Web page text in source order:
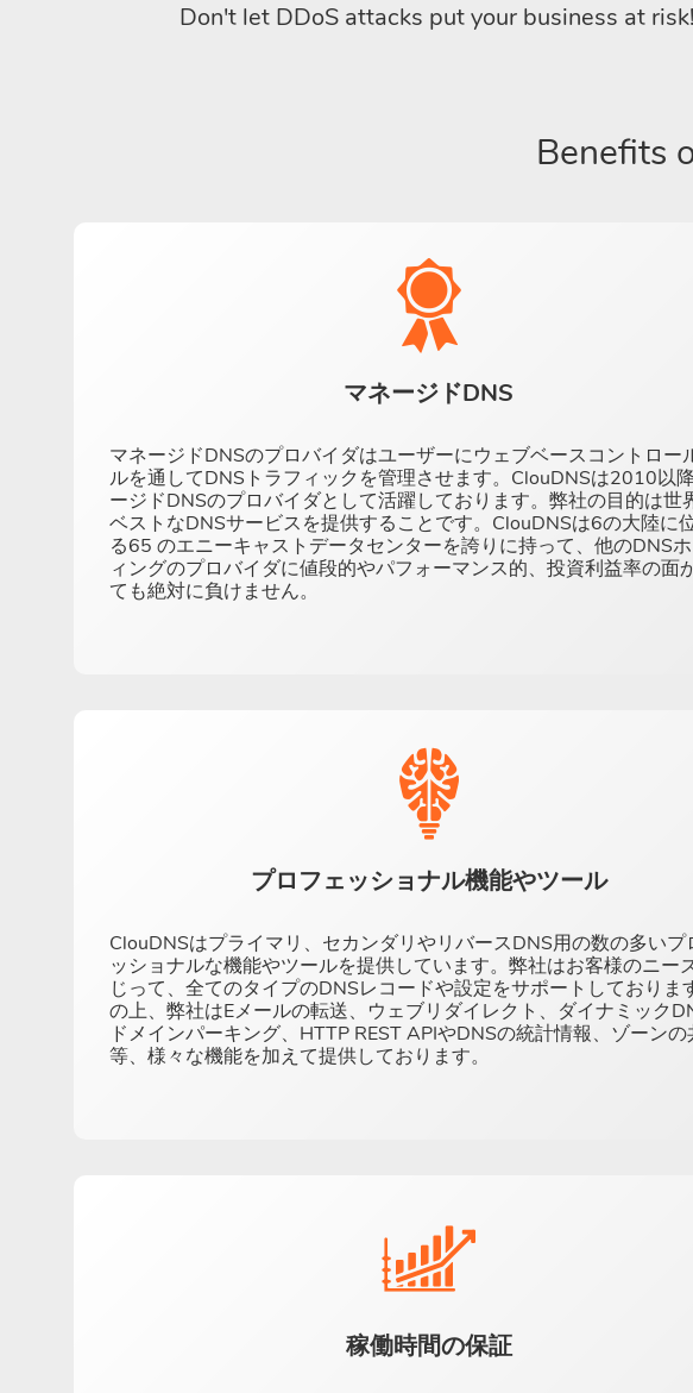
Don't let DDoS attacks put your business at
Benefits
マネージドDNS
マネージドDNSのプロバイダはユーザーにウェブベースコントロー
ルを通してDNSトラフィックを管理させます。ClouDNSは2010以
ージドDNSのプロバイダとして活躍しております。弊社の目的は世
ベストなDNSサービスを提供することです。ClouDNSは6の大陸に
る65 のエニーキャストデータセンターを誇りに持って、他のDNS
ィングのプロバイダに値段的やパフォーマンス的、投資利益率の面
ても絶対に負けません。
プロフェッショナル機能やツール
ClouDNSはプライマリ、セカンダリやリバースDNS用の数の多いプ
ッショナルな機能やツールを提供しています。弊社はお客様のニー
じって、全てのタイプのDNSレコードや設定をサポートしておりま
の上、弊社はEメールの転送、ウェブリダイレクト、ダイナミック
ドメインパーキング、HTTP REST APIやDNSの統計情報、ゾーンの
等、様々な機能を加えて提供しております。
稼働時間の保証